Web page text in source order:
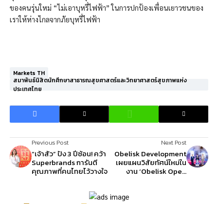
ของคนรุ่นใหม่ “ไม่เอาบุหรี่ไฟฟ้า” ในการปกป้องเพื่อนเยาวชนของ
เราให้ห่างไกลจากภัยบุหรี่ไฟฟ้า
Markets TH
สมาพันธ์นิสิตนักศึกษาสาธารณสุขศาสตร์และวิทยาศาสตร์สุขภาพแห่ง
ประเทศไทย
Previous Post
“เจ้าสัว” ปัง 3 ปีซ้อน! คว้า
Superbrands การันตี
คุณภาพที่คนไทยไว้วางใจ
Next Post
Obelisk Development
เผยแผนวิสัยทัศน์ใหม่ใน
งาน ‘Obelisk Open